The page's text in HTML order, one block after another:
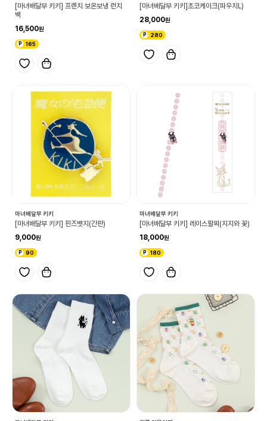
[마녀배달부 키키] 프렌치 보온보냉 런치
백
16,500
165
[마녀배달부 키키]초코케이크(파우치L)
28,000
280
마녀배달부 키키
[마녀배달부 키키] 핀즈뱃지(간판)
9,000
90
마녀배달부 키키
[마녀배달부 키키] 레이스팔찌(지지와 꽃)
18,000
180